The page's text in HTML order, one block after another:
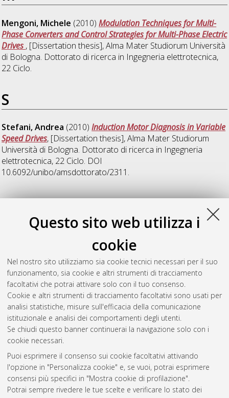
Questo sito web utilizza i
cookie
Nel nostro sito utilizziamo sia cookie tecnici necessari per il suo
funzionamento, sia cookie e altri strumenti di tracciamento
facoltativi che potrai attivare solo con il tuo consenso.
Cookie e altri strumenti di tracciamento facoltativi sono usati per
analisi statistiche, misure sull'efficacia della comunicazione
istituzionale e analisi dei comportamenti degli utenti.
Se chiudi questo banner continuerai la navigazione solo con i
cookie necessari.
Puoi esprimere il consenso sui cookie facoltativi attivando
l'opzione in "Personalizza cookie" e, se vuoi, potrai esprimere
consensi più specifici in "Mostra cookie di profilazione".
Potrai sempre rivedere le tue scelte e verificare lo stato dei
Mengoni, Michele (2010)Modulation Techniques for Multi-
Phase Converters and Control Strategies for Multi-Phase Electric
Drives , [Dissertation thesis], Alma Mater Studiorum Università
di Bologna. Dottorato di ricerca in Ingegneria elettrotecnica,
22 Ciclo.
S
Stefani, Andrea (2010)Induction Motor Diagnosis in Variable
Speed Drives, [Dissertation thesis], Alma Mater Studiorum
Università di Bologna. Dottorato di ricerca in Ingegneria
elettrotecnica, 22 Ciclo. DOI
10.6092/unibo/amsdottorato/2311.
T
Tozzi, Marco(2010) Partial discharge in power distribution
electrical systems: pulse propagation models and detection
, [Dissertation thesis], Alma Mater Studiorum
Università di Bologna. Dottorato di ricerca inIngegneria
elettrotecnica, 22 Ciclo. DOI
10.6092/unibo/amsdottorato/2308.
Questa lista e' stata generata ilFri Aug 7 20:39:30 2026 CEST
Atom
Rss 1.0
Rss 2.0